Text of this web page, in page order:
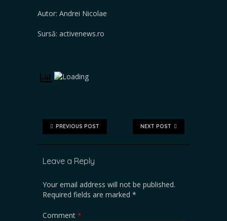
Autor: Andrei Nicolae
Sursă: activenews.ro
NEXT POST
PREVIOUS POST
Leave a Reply
Your email address will not be published.
Required fields are marked *
Comment *